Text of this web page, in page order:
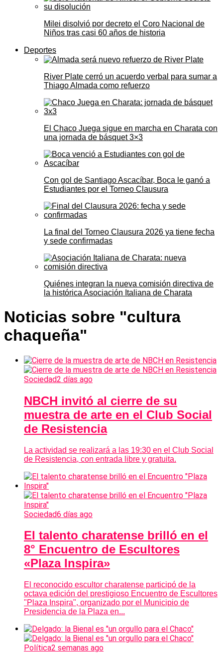
Milei disolvió por decreto el Coro Nacional de
Niños tras casi 60 años de historia
Deportes
River Plate cerró un acuerdo verbal para sumar a
Thiago Almada como refuerzo
El Chaco Juega sigue en marcha en Charata con
una jornada de básquet 3×3
Con gol de Santiago Ascacíbar, Boca le ganó a
Estudiantes por el Torneo Clausura
La final del Torneo Clausura 2026 ya tiene fecha
y sede confirmadas
Quiénes integran la nueva comisión directiva de
la histórica Asociación Italiana de Charata
Noticias sobre "cultura
chaqueña"
Sociedad2 días ago
NBCH invitó al cierre de su
muestra de arte en el Club Social
de Resistencia
La actividad se realizará a las 19:30 en el Club Social
de Resistencia, con entrada libre y gratuita.
Sociedad6 días ago
El talento charatense brilló en el
8° Encuentro de Escultores
«Plaza Inspira»
El reconocido escultor charatense participó de la
octava edición del prestigioso Encuentro de Escultores
"Plaza Inspira", organizado por el Municipio de
Presidencia de la Plaza en...
Política2 semanas ago